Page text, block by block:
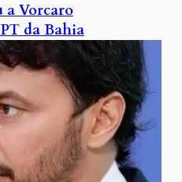
a Vorcaro
da Bahia